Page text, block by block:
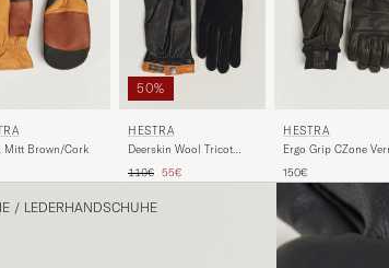
Mitt Brown/Cork
50%
HESTRA
Deerskin Wool Tricot
Regulärer Preis
110€ Reduzierter Preis
55€
HESTRA
Ergo Grip CZone
150€
/ LEDERHANDSCHUHE